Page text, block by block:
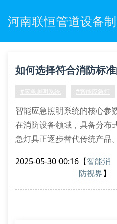
河南联恒管道设备
如何选择符合消防标
统？
#应急照明系统 #智能应急灯
智能应急照明系统的核心参
在消防设备领域，具备分布
急灯具正逐步替代传统产品
技术，配合数字式逆变驱动
2025-05-30 00:16 【智能消
防视界】